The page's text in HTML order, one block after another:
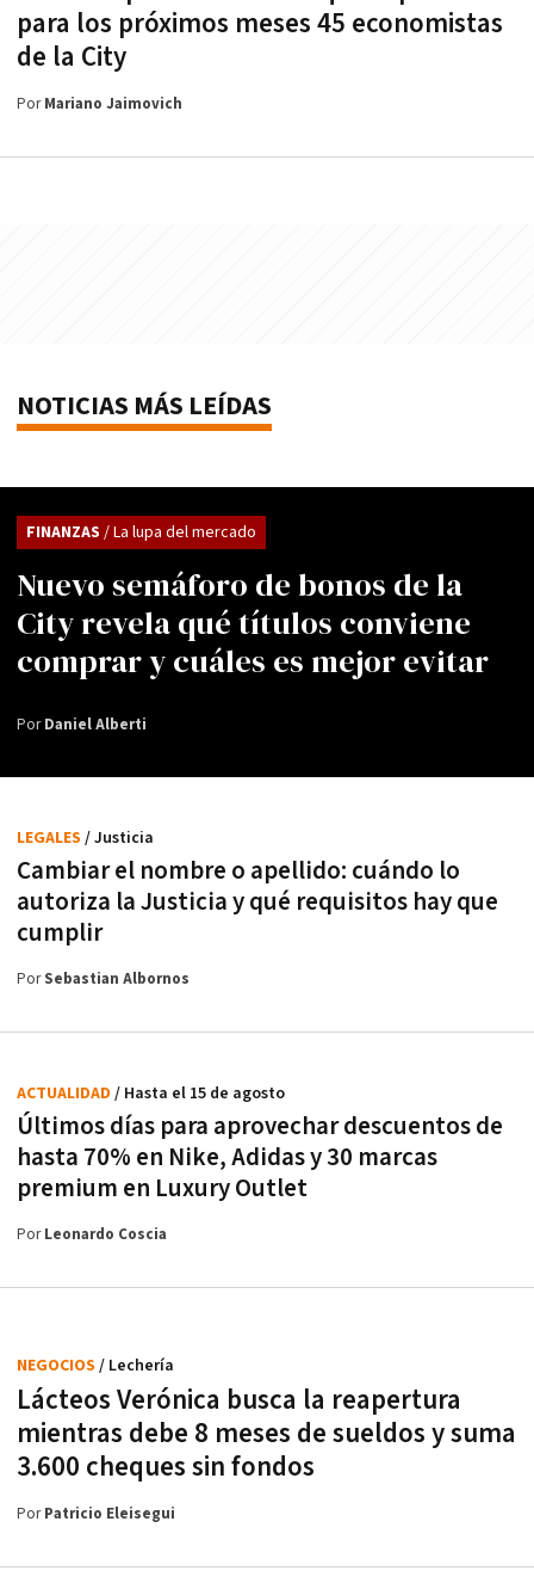
para los próximos meses 45 economistas
de la City
PorMariano Jaimovich
NOTICIAS MÁS LEÍDAS
Nuevo semáforo de bonos de la
City revela qué títulos conviene
comprar y cuáles es mejor evitar
FINANZAS / La lupa del mercado
PorDaniel Alberti
Cambiar el nombre o apellido: cuándo lo
autoriza la Justicia y qué requisitos hay que
cumplir
LEGALES / Justicia
PorSebastian Albornos
Últimos días para aprovechar descuentos de
hasta 70% en Nike, Adidas y 30 marcas
premium en Luxury Outlet
ACTUALIDAD / Hasta el 15 de agosto
PorLeonardo Coscia
Lácteos Verónica busca la reapertura
mientras debe 8 meses de sueldos y suma
3.600 cheques sin fondos
NEGOCIOS / Lechería
PorPatricio Eleisegui